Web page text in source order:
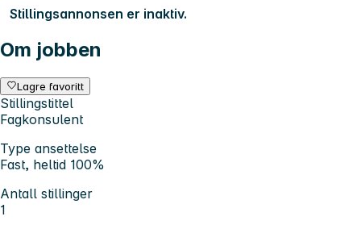
Stillingsannonsen er inaktiv.
Om jobben
Lagre favoritt
Stillingstittel
Fagkonsulent
Type ansettelse
Fast, heltid 100%
Antall stillinger
1